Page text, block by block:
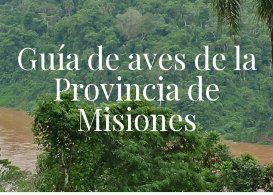
Skip to content
Guía de aves de la
Provincia de
Misiones